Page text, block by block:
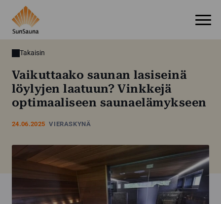
Takaisin
24.06.2025 VIERASKYNÄ
Vaikuttaako saunan lasiseinä
löylyjen laatuun? Vinkkejä
optimaaliseen saunaelämykseen